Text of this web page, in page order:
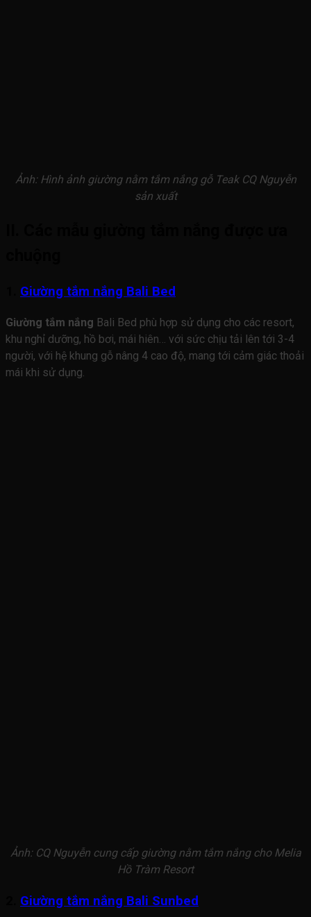
Ảnh: Hình ảnh giường nằm tắm nắng gỗ Teak CQ Nguyễn
sản xuất
Giường tắm nắng Bali Bed
Giường tắm nắng Bali Bed phù hợp sử dụng cho các resort,
khu nghỉ dưỡng, hồ bơi, mái hiên… với sức chịu tải lên tới 3-4
người, với hệ khung gỗ nâng 4 cao độ, mang tới cảm giác thoải
mái khi sử dụng.
Ảnh: CQ Nguyễn cung cấp giường nằm tắm nắng cho Melia
Hồ Tràm Resort
Giường tắm nắng Bali Sunbed